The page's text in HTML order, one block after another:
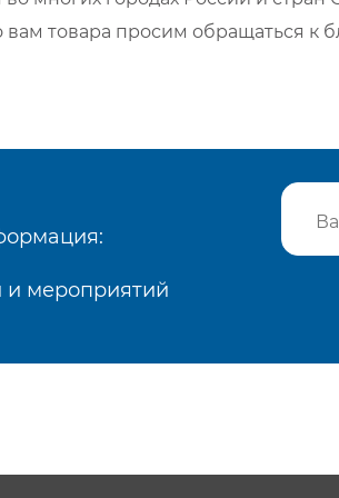
вам товара просим обращаться
и мероприятий